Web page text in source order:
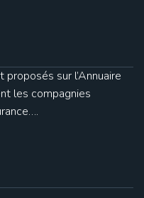
sur l’Annuaire
les compagnies